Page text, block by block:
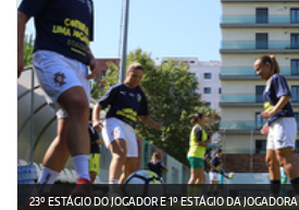
23º ESTÁGIO DO JOGADOR E 1º ESTÁGIO DA JOGADORA